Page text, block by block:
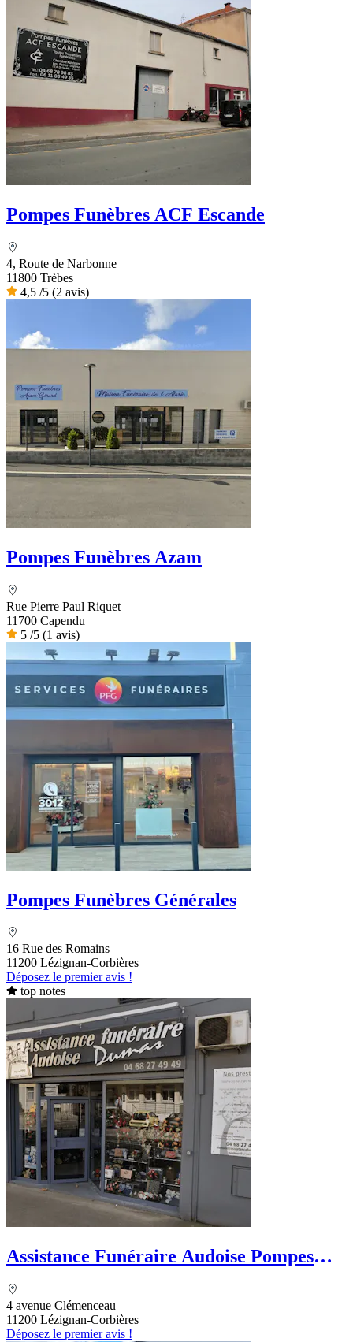
Pompes Funèbres ACF Escande
4, Route de Narbonne
11800 Trèbes
4,5 /5 (2 avis)
Pompes Funèbres Azam
Rue Pierre Paul Riquet
11700 Capendu
5 /5 (1 avis)
Pompes Funèbres Générales
16 Rue des Romains
11200 Lézignan-Corbières
Déposez le premier avis !
top notes
Assistance Funéraire Audoise Pompes
4 avenue Clémenceau
11200 Lézignan-Corbières
Déposez le premier avis !